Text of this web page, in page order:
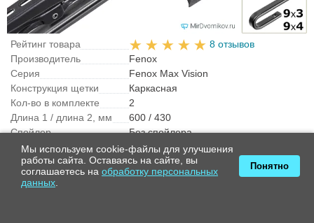
Рейтинг товара
8 отзывов
Производитель
Fenox
Серия
Fenox Max Vision
Конструкция щетки
Каркасная
Кол-во в комплекте
2
Длина 1 / длина 2, мм
600 / 430
Спойлер
Без спойлера
Крепление
Крючок 9x3 / Крючок 9x4
Страна производства
Китай
1 470 ₽
Мы используем cookie-файлы для улучшения
работы сайта. Оставаясь на сайте, вы
соглашаетесь на обработку персональных
данных
Понятно